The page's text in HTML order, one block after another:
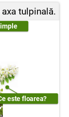
tulpinală.
este floarea?